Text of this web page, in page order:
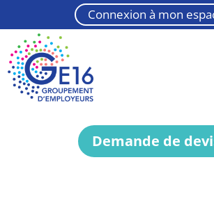
Connexion à mon
Demande de